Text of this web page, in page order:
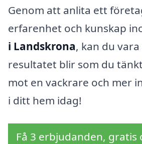
Genom att anlita ett
erfarenhet och kunskap
i Landskrona, kan du
resultatet blir som du
mot en vackrare och mer
i ditt hem idag!
Få 3 erbjudanden, gratis